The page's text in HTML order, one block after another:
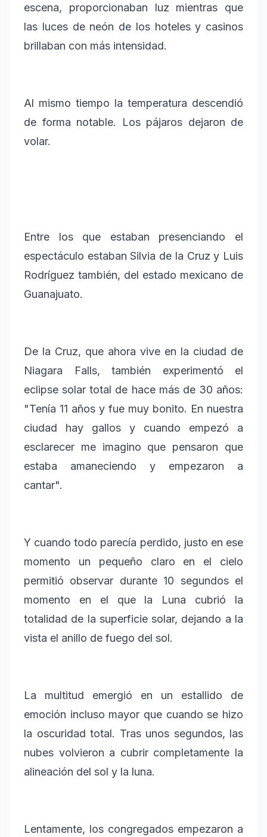
escena, proporcionaban luz mientras que
las luces de neón de los hoteles y casinos
brillaban con más intensidad.
Al mismo tiempo la temperatura descendió
de forma notable. Los pájaros dejaron de
volar.
Entre los que estaban presenciando el
espectáculo estaban Silvia de la Cruz y Luis
Rodríguez también, del estado mexicano de
Guanajuato.
De la Cruz, que ahora vive en la ciudad de
Niagara Falls, también experimentó el
eclipse solar total de hace más de 30 años:
"Tenía 11 años y fue muy bonito. En nuestra
ciudad hay gallos y cuando empezó a
esclarecer me imagino que pensaron que
estaba amaneciendo y empezaron a
cantar".
Y cuando todo parecía perdido, justo en ese
momento un pequeño claro en el cielo
permitió observar durante 10 segundos el
momento en el que la Luna cubrió la
totalidad de la superficie solar, dejando a la
vista el anillo de fuego del sol.
La multitud emergió en un estallido de
emoción incluso mayor que cuando se hizo
la oscuridad total. Tras unos segundos, las
nubes volvieron a cubrir completamente la
alineación del sol y la luna.
Lentamente, los congregados empezaron a